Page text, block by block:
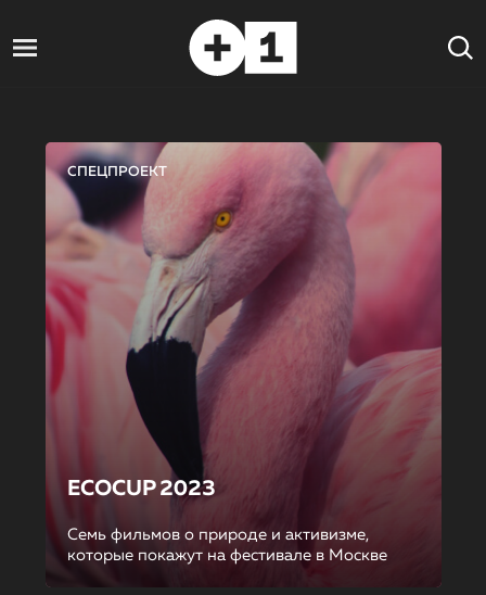
СПЕЦПРОЕКТ
ECOCUP 2023
Семь фильмов о природе и активизме,
которые покажут на фестивале в Москве